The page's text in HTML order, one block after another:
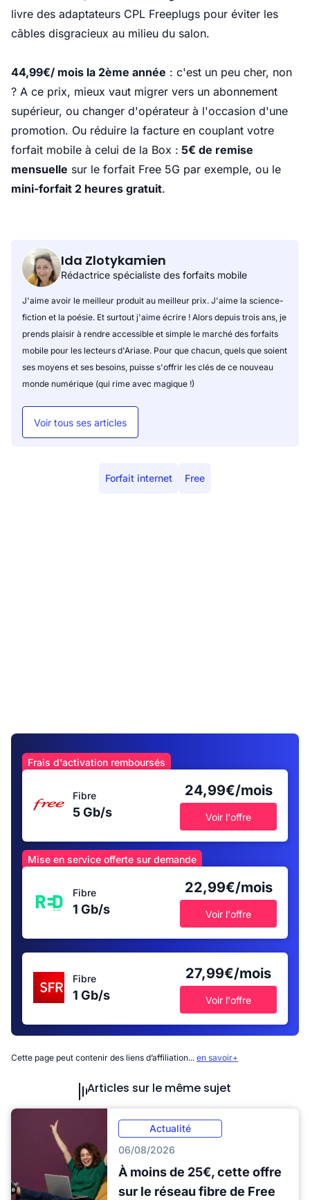
livre des adaptateurs CPL Freeplugs pour éviter les
câbles disgracieux au milieu du salon.
44,99€/ mois la 2ème année : c'est un peu cher, non
? A ce prix, mieux vaut migrer vers un abonnement
supérieur, ou changer d'opérateur à l'occasion d'une
promotion. Ou réduire la facture en couplant votre
forfait mobile à celui de la Box : 5€ de remise
mensuelle sur le forfait Free 5G par exemple, ou le
mini-forfait 2 heures gratuit.
Ida Zlotykamien
Rédactrice spécialiste des forfaits mobile
J'aime avoir le meilleur produit au meilleur prix. J'aime la science-
fiction et la poésie. Et surtout j'aime écrire ! Alors depuis trois ans, je
prends plaisir à rendre accessible et simple le marché des forfaits
mobile pour les lecteurs d'Ariase. Pour que chacun, quels que soient
ses moyens et ses besoins, puisse s'offrir les clés de ce nouveau
monde numérique (qui rime avec magique !)
Voir tous ses articles
Forfait internet Free
Frais d'activation remboursés
Fibre
5 Gb/s
24,99€/mois
Voir l'offre
Mise en service offerte sur demande
Fibre
1 Gb/s
22,99€/mois
Voir l'offre
Fibre
1 Gb/s
27,99€/mois
Voir l'offre
Cette page peut contenir des liens d’affiliation... en savoir+
Articles sur le même sujet
Actualité
06/08/2026
À moins de 25€, cette offre
sur le réseau fibre de Free